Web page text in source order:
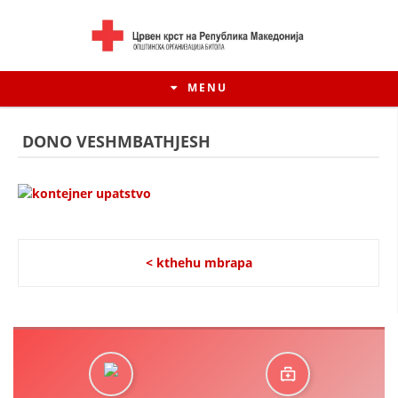
MENU
HISTORIA E LËVIZJES
HISTORIA E KRYQIT TË KUQ
DONO VESHMBATHJESH
< kthehu mbrapa